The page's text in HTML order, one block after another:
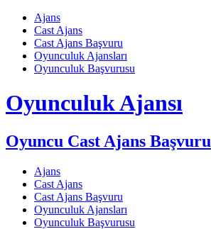
Skip
content
Ajans
Cast Ajans
Cast Ajans Başvuru
Oyunculuk Ajansları
Oyunculuk Başvurusu
Oyunculuk Ajansı
Oyuncu Cast Ajans Başvuru
Ajans
Cast Ajans
Cast Ajans Başvuru
Oyunculuk Ajansları
Oyunculuk Başvurusu